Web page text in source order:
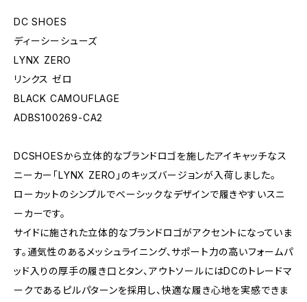
DC SHOES
ディーシーシューズ
LYNX ZERO
リンクス ゼロ
BLACK CAMOUFLAGE
ADBS100269-CA2
DCSHOESから立体的なブランドロゴを施したアイキャッチなス
ニーカー「LYNX ZERO」のキッズバージョンが入荷しました。
ローカットのシンプルでベーシックなデザインで履きやすいスニ
ーカーです。
サイドに施された立体的なブランドロゴがアクセントになっていま
す。通気性のあるメッシュライニング、サポート力の高いフォームパ
ッド入りの厚手の履き口とタン、アウトソールにはDCのトレードマ
ークであるピルパターンを採用し、快適な履き心地を実感できま